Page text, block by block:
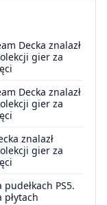
Decka znalazł
gier za
Decka znalazł
gier za
znalazł
gier za
PS5.